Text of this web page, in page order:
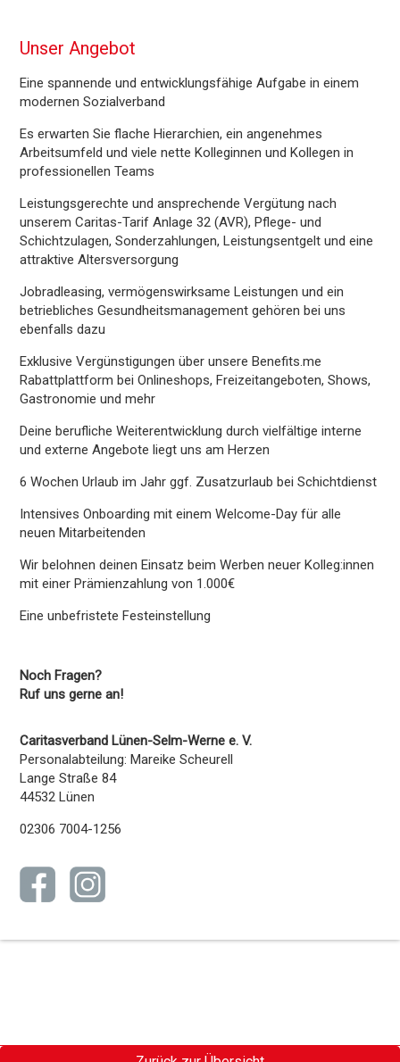
Unser Angebot
Eine spannende und entwicklungsfähige Aufgabe in einem
modernen Sozialverband
Es erwarten Sie flache Hierarchien, ein angenehmes
Arbeitsumfeld und viele nette Kolleginnen und Kollegen in
professionellen Teams
Leistungsgerechte und ansprechende Vergütung nach
unserem Caritas-Tarif Anlage 32 (AVR), Pflege- und
Schichtzulagen, Sonderzahlungen, Leistungsentgelt und eine
attraktive Altersversorgung
Jobradleasing, vermögenswirksame Leistungen und ein
betriebliches Gesundheitsmanagement gehören bei uns
ebenfalls dazu
Exklusive Vergünstigungen über unsere Benefits.me
Rabattplattform bei Onlineshops, Freizeitangeboten, Shows,
Gastronomie und mehr
Deine berufliche Weiterentwicklung durch vielfältige interne
und externe Angebote liegt uns am Herzen
6 Wochen Urlaub im Jahr ggf. Zusatzurlaub bei Schichtdienst
Intensives Onboarding mit einem Welcome-Day für alle
neuen Mitarbeitenden
Wir belohnen deinen Einsatz beim Werben neuer Kolleg:innen
mit einer Prämienzahlung von 1.000€
Eine unbefristete Festeinstellung
Noch Fragen?
Ruf uns gerne an!
Caritasverband Lünen-Selm-Werne e. V.
Personalabteilung: Mareike Scheurell
Lange Straße 84
44532 Lünen
02306 7004-1256